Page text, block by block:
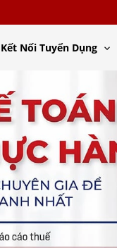
Kết Nối Tuyển Dụng